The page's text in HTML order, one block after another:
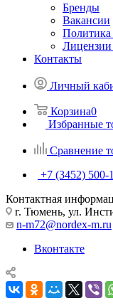
Бренды
Вакансии
Политика
Контакты
Личный
Корзина0
Избранные
Сравнение
+7 (3452) 500-
Контактная
г. Тюмень, ул.
n-m72@nordex-m.ru
Вконтакте